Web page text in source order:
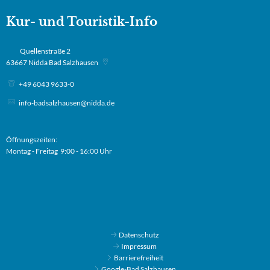
Kur- und Touristik-Info
Quellenstraße 2
63667 Nidda Bad Salzhausen
+49 6043 9633-0
info-badsalzhausen@nidda.de
Öffnungszeiten:
Montag - Freitag 9:00 - 16:00 Uhr
Datenschutz
Impressum
Barrierefreiheit